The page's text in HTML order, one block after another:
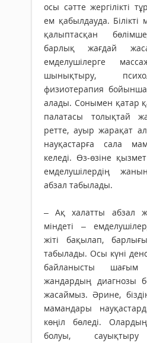
осы сәтте жергілікті
ем қабылдауда.
қалыптасқан
барлық жағдай
емделушілерге
шынықтыру,
физиотерапия
алады. Сонымен қатар
палатасы толықтай
ретте, ауыр жарақат
науқастарға сала
келеді. Өз-өзіне
емделушілердің
абзал табылады.
– Ақ халатты абзал
міндеті –
жіті бақылап,
табылады. Осы күні
байланысты
жандардың диагнозы
жасаймыз. Әрине,
мамандары
көңіл бөледі.
болуы, сауықтыру